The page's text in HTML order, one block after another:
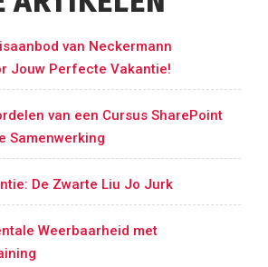
van Neckermann
Jouw Perfecte Vakantie!
van een Cursus SharePoint
Samenwerking
De Zwarte Liu Jo Jurk
Weerbaarheid met